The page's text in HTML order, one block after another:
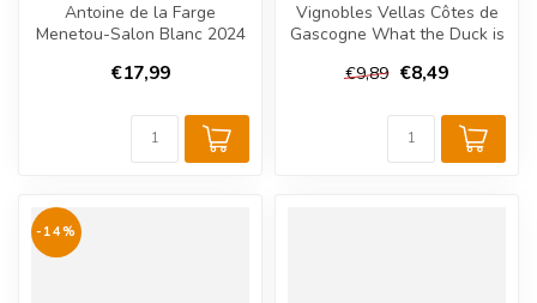
Antoine de la Farge
Menetou-Salon Blanc 2024
wijn uit...
€17,99
Vignobles Vellas Côtes de
Gascogne What the Duck is
...
€9,89 €8,49
-14%